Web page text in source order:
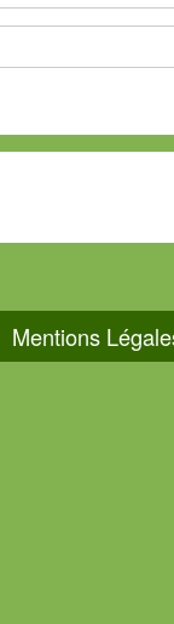
Mentions